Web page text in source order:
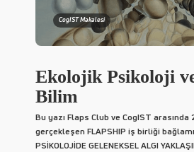
CogIST Makalesi
Ekolojik Psikoloji
Bilim
Bu yazı Flaps Club ve CogIST
gerçekleşen FLAPSHIP iş birliği
PSİKOLOJİDE GELENEKSEL ALGI